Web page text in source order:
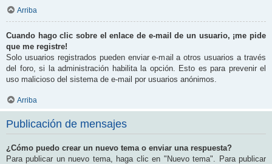
Arriba
Cuando hago clic sobre el enlace de e-mail de un usuario, ¡me pide
que me registre!
Solo usuarios registrados pueden enviar e-mail a otros usuarios a través
del foro, si la administración habilita la opción. Esto es para prevenir el
uso malicioso del sistema de e-mail por usuarios anónimos.
Arriba
Publicación de mensajes
¿Cómo puedo crear un nuevo tema o enviar una respuesta?
Para publicar un nuevo tema, haga clic en "Nuevo tema". Para publicar